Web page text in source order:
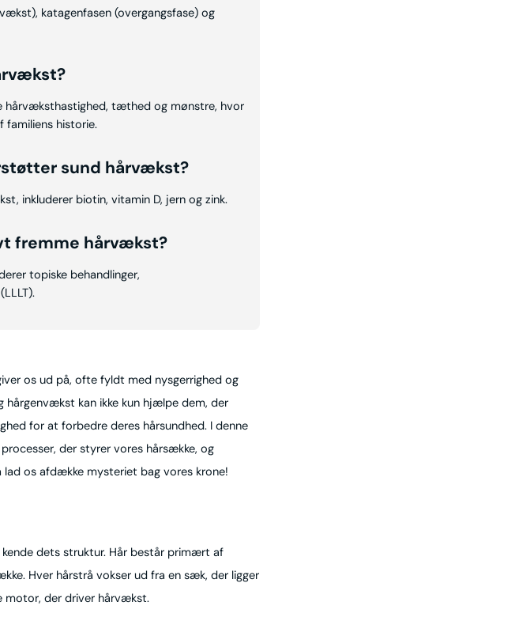
katagenfasen (overgangsfase) og
hårvæksthastighed, tæthed og mønstre, hvor
familiens historie.
sund hårvækst?
inkluderer biotin, vitamin D, jern og zink.
fremme hårvækst?
topiske behandlinger,
os ud på, ofte fyldt med nysgerrighed og
hårgenvækst kan ikke kun hjælpe dem, der
for at forbedre deres hårsundhed. I denne
der styrer vores hårsække, og
os afdække mysteriet bag vores krone!
dets struktur. Hår består primært af
Hver hårstrå vokser ud fra en sæk, der ligger
motor, der driver hårvækst.